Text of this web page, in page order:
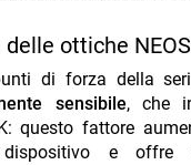
ottiche NEOS
di forza della
sensibile, che
questo fattore
e offre